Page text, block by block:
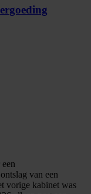
van een
vorige kabinet was